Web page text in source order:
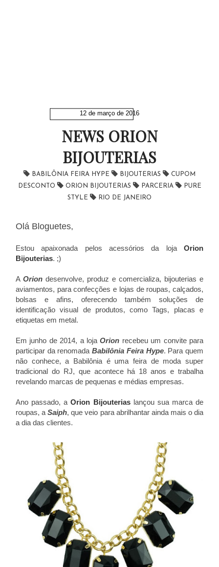
12 de março de 2016
NEWS ORION
BIJOUTERIAS
BABILÔNIA FEIRA HYPE BIJOUTERIAS
CUPOM
DESCONTO
ORION BIJOUTERIAS PARCERIA
PURE
STYLE
RIO DE JANEIRO
Olá Bloguetes,
Estou apaixonada pelos acessórios da loja Orion
Bijouterias. ;)
A Orion desenvolve, produz e comercializa, bijouterias e
aviamentos, para confecções e lojas de roupas, calçados,
bolsas e afins, oferecendo também soluções de
identificação visual de produtos, como Tags, placas e
etiquetas em metal.
Em junho de 2014, a lojaOrion recebeu um convite para
participar da renomadaBabilônia Feira Hype. Para quem
não conhece, a Babilônia é uma feira de moda super
tradicional do RJ, que acontece há 18 anos e trabalha
revelando marcas de pequenas e médias empresas.
Ano passado, a Orion Bijouteriaslançou sua marca de
roupas, aSaiph, que veio para abrilhantar ainda mais o dia
a dia das clientes.